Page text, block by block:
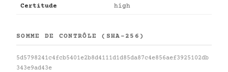
Certitude high
SOMME DE CONTRÔLE (SHA-256)
5d5798241c4fcb5401e2b8d4111d1d85da87c4e856aef3925102db
343e9ad43e